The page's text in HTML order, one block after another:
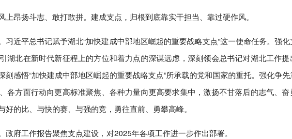
上昂扬斗志、敢打敢拼。建成支点，归根到底靠实干担当、靠过硬作风。
习近平总书记赋予湖北“加快建成中部地区崛起的重要战略支点”这一使命任务。强
湖北在新时代新征程上的方位和着力点的深谋远虑，深刻领会总书记对湖北工作提
感悟“加快建成中部地区崛起的重要战略支点”所承载的党和国家的重托。强化争先
各方面行动向更高标准聚焦、各种力量向更高要求集中，激扬不甘落后的志气、
的比、与快的赛、与强的竞，勇往直前、勇攀高峰。
政府工作报告聚焦支点建设，对2025年各项工作进一步作出部署。